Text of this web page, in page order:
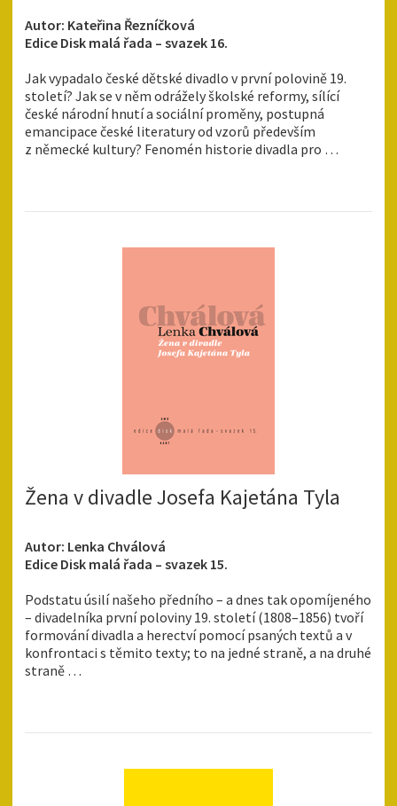
Autor: Kateřina Řezníčková
Edice Disk malá řada – svazek 16.
Jak vypadalo české dětské divadlo v první polovině 19.
století? Jak se v něm odrážely školské reformy, sílící
české národní hnutí a sociální proměny, postupná
emancipace české literatury od vzorů především
z německé kultury? Fenomén historie divadla pro …
Žena v divadle Josefa Kajetána Tyla
Autor: Lenka Chválová
Edice Disk malá řada – svazek 15.
Podstatu úsilí našeho předního – a dnes tak opomíjeného
– divadelníka první poloviny 19. století (1808–1856) tvoří
formování divadla a herectví pomocí psaných textů a v
konfrontaci s těmito texty; to na jedné straně, a na druhé
straně …